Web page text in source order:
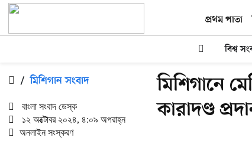
প্রথম পাতা
বিশ্ব
/ মিশিগান সংবাদ
বাংলা সংবাদ ডেস্ক
১২ অক্টোবর ২০২৪, ৪:০৯ অপরাহ্ন
অনলাইন সংস্করণ
মিশিগানে
কারাদণ্ড